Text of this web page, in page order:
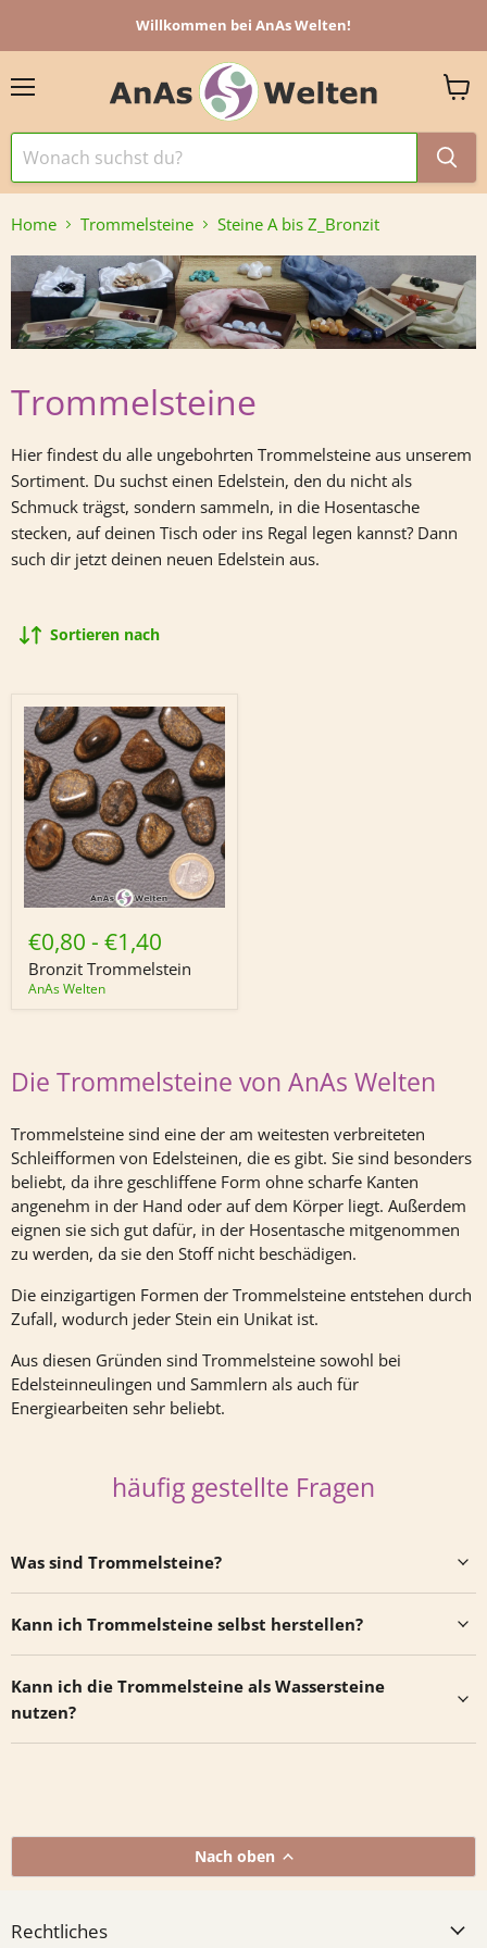
Willkommen bei AnAs Welten!
Home Trommelsteine Steine A bis Z_Bronzit
Trommelsteine
Hier findest du alle ungebohrten Trommelsteine aus unserem
Sortiment. Du suchst einen Edelstein, den du nicht als
Schmuck trägst, sondern sammeln, in die Hosentasche
stecken, auf deinen Tisch oder ins Regal legen kannst? Dann
such dir jetzt deinen neuen Edelstein aus.
Sortieren nach
Bronzit
Trommelstein
€0,80 - €1,40
Bronzit Trommelstein
AnAs Welten
Die Trommelsteine von AnAs Welten
Trommelsteine sind eine der am weitesten verbreiteten
Schleifformen von Edelsteinen, die es gibt. Sie sind besonders
beliebt, da ihre geschliffene Form ohne scharfe Kanten
angenehm in der Hand oder auf dem Körper liegt. Außerdem
eignen sie sich gut dafür, in der Hosentasche mitgenommen
zu werden, da sie den Stoff nicht beschädigen.
Die einzigartigen Formen der Trommelsteine entstehen durch
Zufall, wodurch jeder Stein ein Unikat ist.
Aus diesen Gründen sind Trommelsteine sowohl bei
Edelsteinneulingen und Sammlern als auch für
Energiearbeiten sehr beliebt.
häufig gestellte Fragen
Was sind Trommelsteine?
Kann ich Trommelsteine selbst herstellen?
Kann ich die Trommelsteine als Wassersteine
nutzen?
Nach oben
Rechtliches